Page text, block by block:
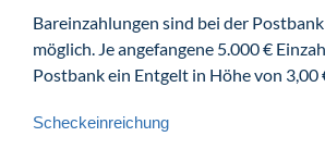
Bareinzahlungen sind bei der
möglich. Je angefangene 5.000 €
Postbank ein Entgelt in Höhe von 3,00
Scheckeinreichung